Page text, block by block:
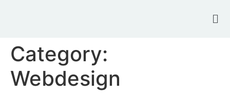
Category:
Webdesign